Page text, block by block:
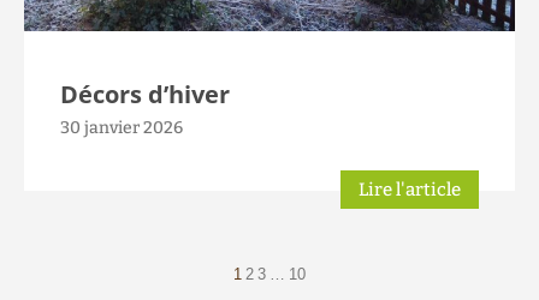
Décors d’hiver
30 janvier 2026
Lire l'article
1 2 3 10